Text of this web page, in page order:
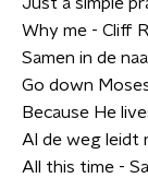
Why me - Cliff
Samen in de
Go down
Because He
Al de weg leidt
All this time -